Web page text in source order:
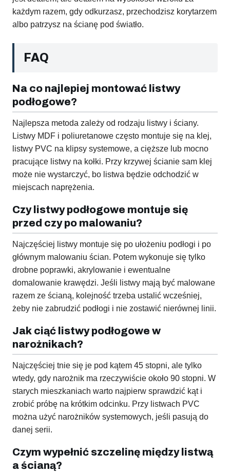
każdym razem, gdy odkurzasz, przechodzisz korytarzem
albo patrzysz na ścianę pod światło.
FAQ
Na co najlepiej montować listwy
podłogowe?
Najlepsza metoda zależy od rodzaju listwy i ściany.
Listwy MDF i poliuretanowe często montuje się na klej,
listwy PVC na klipsy systemowe, a cięższe lub mocno
pracujące listwy na kołki. Przy krzywej ścianie sam klej
może nie wystarczyć, bo listwa będzie odchodzić w
miejscach naprężenia.
Czy listwy podłogowe montuje się
przed czy po malowaniu?
Najczęściej listwy montuje się po ułożeniu podłogi i po
głównym malowaniu ścian. Potem wykonuje się tylko
drobne poprawki, akrylowanie i ewentualne
domalowanie krawędzi. Jeśli listwy mają być malowane
razem ze ścianą, kolejność trzeba ustalić wcześniej,
żeby nie zabrudzić podłogi i nie zostawić nierównej linii.
Jak ciąć listwy podłogowe w
narożnikach?
Najczęściej tnie się je pod kątem 45 stopni, ale tylko
wtedy, gdy narożnik ma rzeczywiście około 90 stopni. W
starych mieszkaniach warto najpierw sprawdzić kąt i
zrobić próbę na krótkim odcinku. Przy listwach PVC
można użyć narożników systemowych, jeśli pasują do
danej serii.
Czym wypełnić szczelinę między listwą
a ścianą?